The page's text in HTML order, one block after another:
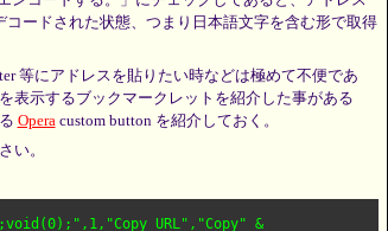
ードされた状態、つまり日本語文字を含む形で取得
等にアドレスを貼りたい時などは極めて不便であ
表示するブックマークレットを紹介した事がある
Opera custom button を紹介しておく。
い。
URL","Copy" &